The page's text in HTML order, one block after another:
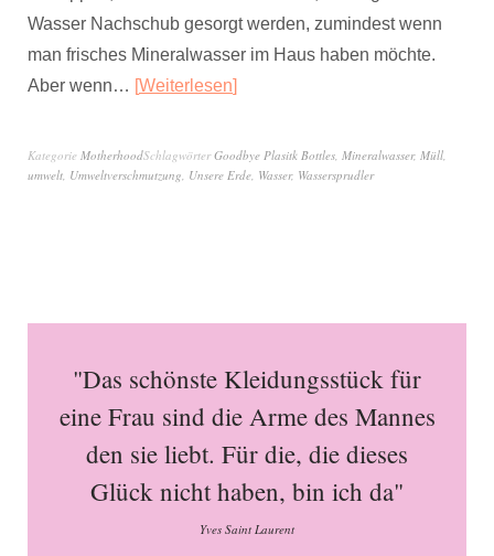
Wasser Nachschub gesorgt werden, zumindest wenn
man frisches Mineralwasser im Haus haben möchte.
Aber wenn… Weiterlesen
Kategorie MotherhoodSchlagwörterGoodbye Plasitk Bottles, Mineralwasser, Müll,
umwelt, Umweltverschmutzung, Unsere Erde, Wasser, Wassersprudler
"Das schönste Kleidungsstück für
eine Frau sind die Arme des Mannes
den sie liebt. Für die, die dieses
Glück nicht haben, bin ich da"
Yves Saint Laurent